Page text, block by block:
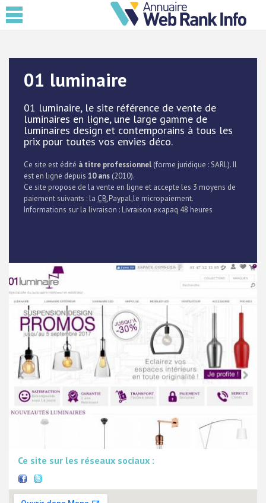
01 luminaire
01 luminaire, le site référence de vente de
luminaires en ligne, une large gamme de
luminaires design et contemporains à tous les
prix pour toutes vos envies déco.
Ce site est édité à titre professionnel (forme juridique : SARL). Il
est en ligne depuis 10 ans (2010).
Ce site propose de la vente en ligne et accepte les 3 moyens de
paiement suivants : la CB,Paypal,le micropaiement.
Informations sur la livraison : Livraison exapaq 48 heures
Ce site sur les réseaux sociaux :